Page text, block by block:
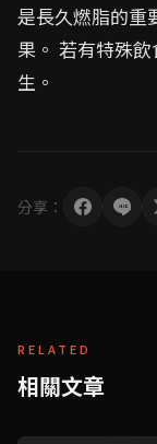
是長久燃脂的重
果。 若有特殊
生。
分享：
RELATED
相關文章